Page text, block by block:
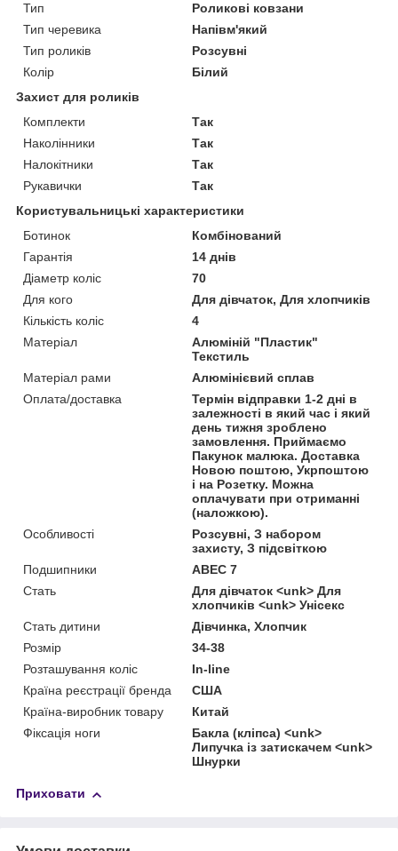
Тип
Роликові ковзани
Тип черевика
Напівм'який
Тип роликів
Розсувні
Колір
Білий
Захист для роликів
Комплекти
Так
Наколінники
Так
Налокітники
Так
Рукавички
Так
Користувальницькі характеристики
Ботинок
Комбінований
Гарантія
14 днів
Діаметр коліс
70
Для кого
Для дівчаток, Для хлопчиків
Кількість коліс
4
Матеріал
Алюміній "Пластик"
Текстиль
Матеріал рами
Алюмінієвий сплав
Оплата/доставка
Термін відправки 1-2 дні в
залежності в який час і який
день тижня зроблено
замовлення. Приймаємо
Пакунок малюка. Доставка
Новою поштою, Укрпоштою
і на Розетку. Можна
оплачувати при отриманні
(наложкою).
Особливості
Розсувні, З набором
захисту, З підсвіткою
Подшипники
ABEC 7
Стать
Для дівчаток <unk> Для
хлопчиків <unk> Унісекс
Стать дитини
Дівчинка, Хлопчик
Розмір
34-38
Розташування коліс
In-line
Країна реєстрації бренда
США
Країна-виробник товару
Китай
Фіксація ноги
Бакла (кліпса) <unk>
Липучка із затискачем <unk>
Шнурки
Приховати